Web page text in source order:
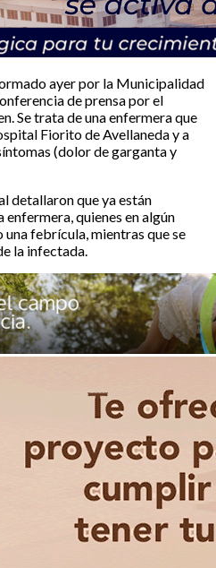
ayer por la Municipalidad
de prensa por el
Se trata de una enfermera que
Fiorito de Avellaneda y a
(dolor de garganta y
detallaron que ya están
enfermera, quienes en algún
febrícula, mientras que se
la infectada.